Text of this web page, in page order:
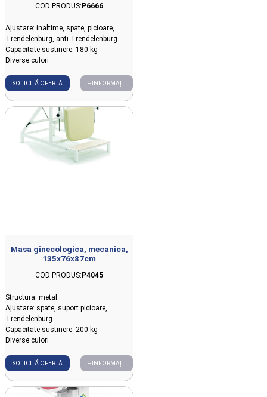
COD PRODUS:P6666
Ajustare: inaltime, spate, picioare,
Trendelenburg, anti-Trendelenburg
Capacitate sustinere: 180 kg
Diverse culori
SOLICITĂ OFERTĂ + INFORMAȚII
Masa ginecologica, mecanica,
135x76x87cm
COD PRODUS:P4045
Structura: metal
Ajustare: spate, suport picioare,
Trendelenburg
Capacitate sustinere: 200 kg
Diverse culori
SOLICITĂ OFERTĂ + INFORMAȚII